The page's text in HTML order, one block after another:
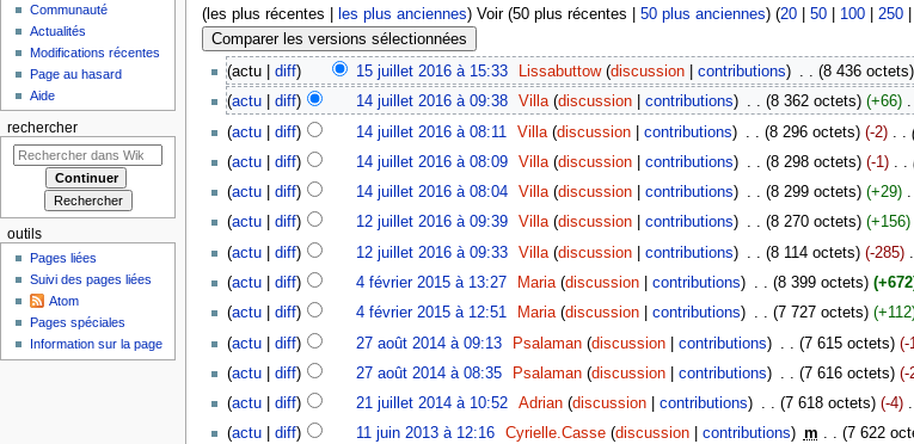
(les plus récentes |
les plus anciennes) Voir (50 plus récentes | 50 plus anciennes) (20| 50| 100| 250|
(actu | diff) 15 juillet 2016 à 15:33‎ Lissabuttow (discussion |contributions) . . (8 436 octets)
(actu| diff) 14 juillet 2016 à 09:38‎ Villa (discussion |contributions) . . (8 362 octets) (+66)‎
(actu| diff) 14 juillet 2016 à 08:11 Villa (discussion |contributions) (8 296 octets) (-2)‎
(actu| diff) 14 juillet 2016 à 08:09‎ Villa (discussion |contributions) . . (8 298 octets) (-1)‎ . .
(actu| diff) 14 juillet 2016 à 08:04‎ Villa (discussion |contributions) . . (8 299 octets) (+29)‎
(actu| diff) 12 juillet 2016 à 09:39‎ Villa (discussion |contributions) . . (8 270 octets) (+156)‎
(actu| diff) 12 juillet 2016 à 09:33‎ Villa (discussion |contributions) (8 114 octets) (-285)‎
(actu| diff) 4 février 2015 à 13:27‎ Maria (discussion |contributions) . . (8 399 octets)
(actu| diff) 4 février 2015 à 12:51‎ Maria (discussion |contributions) . . (7 727 octets)
(actu| diff) 27 août 2014 à 09:13‎ Psalaman (discussion |contributions) (7 615 octets) (-
(actu| diff) 27 août 2014 à 08:35‎ Psalaman (discussion |contributions) (7 616 octets) (-
(actu| diff) 21 juillet 2014 à 10:52‎ Adrian (discussion |contributions) . . (7 618 octets) (-4)‎
(actu| diff) 11 juin 2013 à 12:16‎ Cyrielle.Casse (discussion |contributions) m . . (7 622
Communauté
Actualités
Modifications récentes
Page au hasard
Aide
rechercher
outils
Pages liées
Suivi des pages liées
Atom
Pages spéciales
Information sur la page